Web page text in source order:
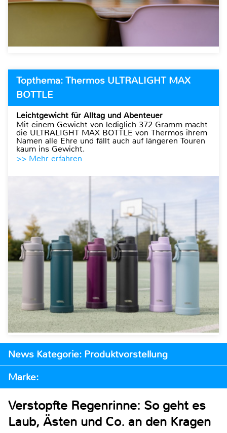
Topthema: Thermos ULTRALIGHT MAX
BOTTLE
Leichtgewicht für Alltag und Abenteuer
Mit einem Gewicht von lediglich 372 Gramm macht
die ULTRALIGHT MAX BOTTLE von Thermos ihrem
Namen alle Ehre und fällt auch auf längeren Touren
kaum ins Gewicht.
>> Mehr erfahren
News Kategorie: Produktvorstellung
Marke:
Verstopfte Regenrinne: So geht es
Laub, Ästen und Co. an den Kragen